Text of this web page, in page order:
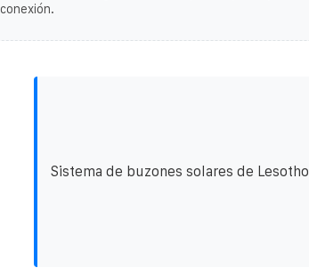
conexión.
Sistema de buzones solares de Lesotho